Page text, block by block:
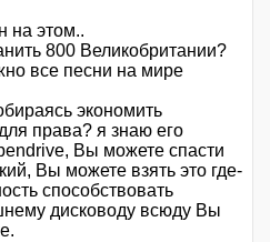
на этом..
800 Великобритании?
все песни на мире
экономить
права? я знаю его
Вы можете спасти
Вы можете взять это где-
способствовать
дисководу всюду Вы